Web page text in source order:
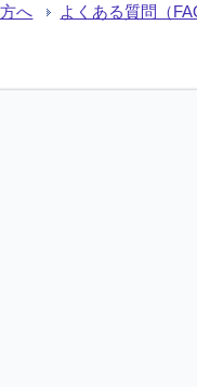
へ よくある質問（